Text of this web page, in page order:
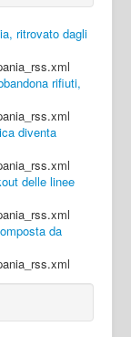
ritrovato dagli
rifiuti,
diventa
delle linee
da